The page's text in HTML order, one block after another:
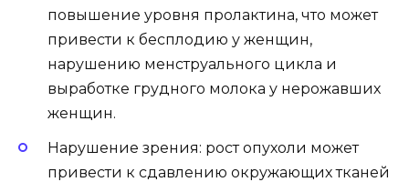
повышение уровня пролактина, что может
привести к бесплодию у женщин,
нарушению менструального цикла и
выработке грудного молока у нерожавших
женщин.
Нарушение зрения: рост опухоли может
привести к сдавлению окружающих тканей